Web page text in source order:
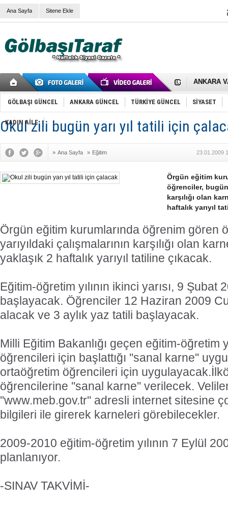
Ana Sayfa Sitene Ekle
Cemal
Samet
FAİZ
OLİMPİK
SÖZ
Mikail
Gölbaşı
İNCEK
GÖLBAŞI GÜNCEL ANKARA GÜNCEL TÜRKİYE GÜNCEL SİYASET
KADIN AİLE
Okul zili bugün yarı yıl tatili için
» Ana Sayfa » Eğitim 23.01.2009
Örgün eğitim
öğrenciler, bugün
karşılığı olan
haftalık yarıyıl
Örgün eğitim kurumlarında öğrenim gören
yarıyıldaki çalışmalarının karşılığı olan
yaklaşık 2 haftalık yarıyıl tatiline çıkacak.
Eğitim-öğretim yılının ikinci yarısı, 9
başlayacak. Öğrenciler 12 Haziran 2009
alacak ve 3 aylık yaz tatili başlayacak.
Milli Eğitim Bakanlığı geçen eğitim-öğretim
öğrencileri için başlattığı ''sanal karne''
ortaöğretim öğrencileri için
öğrencilerine ''sanal karne'' verilecek.
''www.meb.gov.tr'' adresli internet sitesine
bilgileri ile girerek karneleri görebilecekler.
2009-2010 eğitim-öğretim yılının 7 Eylül
planlanıyor.
-SINAV TAKVİMİ-